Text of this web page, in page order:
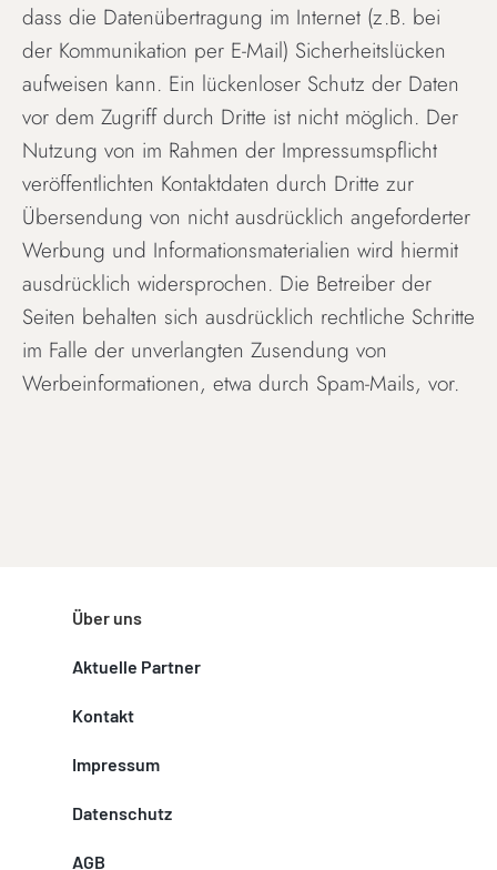
dass die Datenübertragung im Internet (z.B. bei
der Kommunikation per E-Mail) Sicherheitslücken
aufweisen kann. Ein lückenloser Schutz der Daten
vor dem Zugriff durch Dritte ist nicht möglich. Der
Nutzung von im Rahmen der Impressumspflicht
veröffentlichten Kontaktdaten durch Dritte zur
Übersendung von nicht ausdrücklich angeforderter
Werbung und Informationsmaterialien wird hiermit
ausdrücklich widersprochen. Die Betreiber der
Seiten behalten sich ausdrücklich rechtliche Schritte
im Falle der unverlangten Zusendung von
Werbeinformationen, etwa durch Spam-Mails, vor.
Über uns
Aktuelle Partner
Kontakt
Impressum
Datenschutz
AGB